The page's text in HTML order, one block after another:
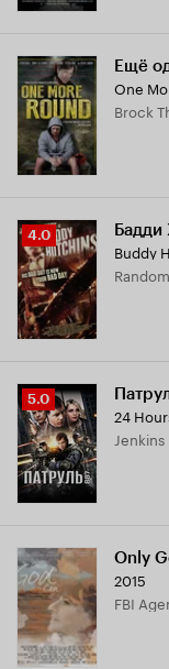
Ещё
One
Brock
Рейтинг
Кинопоиска
4.0
4.0 Бадди
Buddy
Рейтинг
Кинопоиска
5.0
5.0
24
Jenkins
Only
2015
FBI